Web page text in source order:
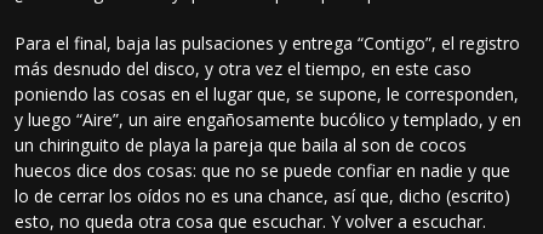
Para el final, baja las pulsaciones y entrega “Contigo”, el registro
más desnudo del disco, y otra vez el tiempo, en este caso
poniendo las cosas en el lugar que, se supone, le corresponden,
y luego “Aire”, un aire engañosamente bucólico y templado, y en
un chiringuito de playa la pareja que baila al son de cocos
huecos dice dos cosas: que no se puede confiar en nadie y que
lo de cerrar los oídos no es una chance, así que, dicho (escrito)
esto, no queda otra cosa que escuchar. Y volver a escuchar.